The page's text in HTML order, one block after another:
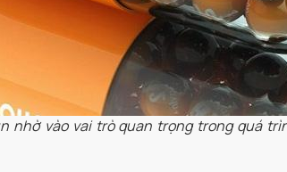
nhờ vào vai trò quan trọng trong quá